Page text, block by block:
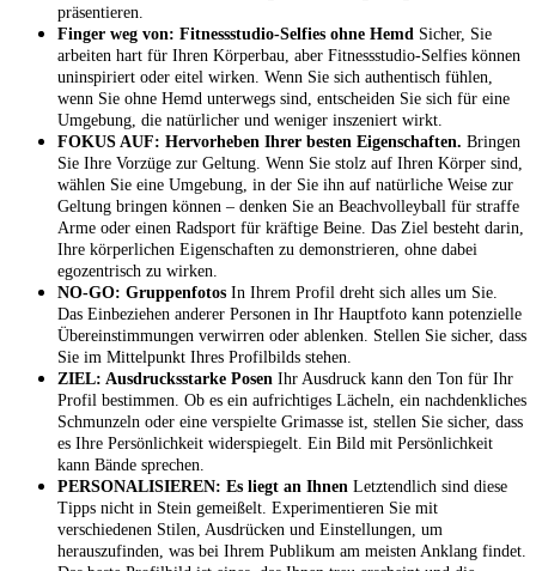
präsentieren.
Finger weg von: Fitnessstudio-Selfies ohne Hemd Sicher, Sie
arbeiten hart für Ihren Körperbau, aber Fitnessstudio-Selfies können
uninspiriert oder eitel wirken. Wenn Sie sich authentisch fühlen,
wenn Sie ohne Hemd unterwegs sind, entscheiden Sie sich für eine
Umgebung, die natürlicher und weniger inszeniert wirkt.
FOKUS AUF: Hervorheben Ihrer besten Eigenschaften. Bringen
Sie Ihre Vorzüge zur Geltung. Wenn Sie stolz auf Ihren Körper sind,
wählen Sie eine Umgebung, in der Sie ihn auf natürliche Weise zur
Geltung bringen können – denken Sie an Beachvolleyball für straffe
Arme oder einen Radsport für kräftige Beine. Das Ziel besteht darin,
Ihre körperlichen Eigenschaften zu demonstrieren, ohne dabei
egozentrisch zu wirken.
NO-GO: Gruppenfotos In Ihrem Profil dreht sich alles um Sie.
Das Einbeziehen anderer Personen in Ihr Hauptfoto kann potenzielle
Übereinstimmungen verwirren oder ablenken. Stellen Sie sicher, dass
Sie im Mittelpunkt Ihres Profilbilds stehen.
ZIEL: Ausdrucksstarke Posen Ihr Ausdruck kann den Ton für Ihr
Profil bestimmen. Ob es ein aufrichtiges Lächeln, ein nachdenkliches
Schmunzeln oder eine verspielte Grimasse ist, stellen Sie sicher, dass
es Ihre Persönlichkeit widerspiegelt. Ein Bild mit Persönlichkeit
kann Bände sprechen.
PERSONALISIEREN: Es liegt an Ihnen Letztendlich sind diese
Tipps nicht in Stein gemeißelt. Experimentieren Sie mit
verschiedenen Stilen, Ausdrücken und Einstellungen, um
herauszufinden, was bei Ihrem Publikum am meisten Anklang findet.